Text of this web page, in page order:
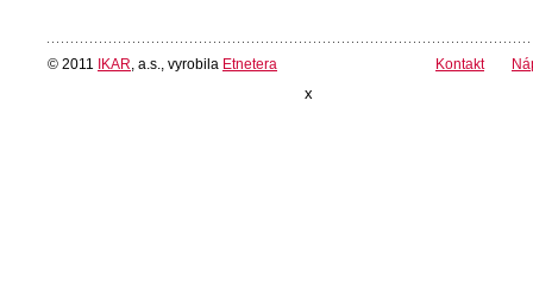
© 2011 IKAR , a.s., vyrobila Etnetera Kontakt
x